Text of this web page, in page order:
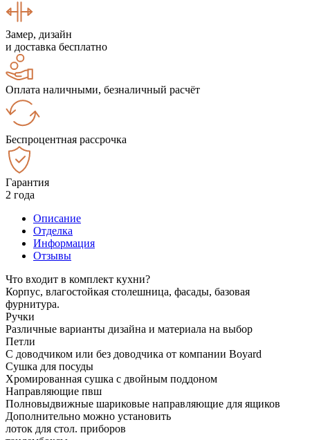
Замер, дизайн
и доставка бесплатно
Оплата наличными, безналичный расчёт
Беспроцентная рассрочка
Гарантия
2 года
Описание
Отделка
Информация
Отзывы
Что входит в комплект кухни?
Корпус, влагостойкая столешница, фасады, базовая
фурнитура.
Ручки
Различные варианты дизайна и материала на выбор
Петли
С доводчиком или без доводчика от компании Boyard
Сушка для посуды
Хромированная сушка с двойным поддоном
Направляющие пвш
Полновыдвижные шариковые направляющие для ящиков
Дополнительно можно установить
лоток для стол. приборов